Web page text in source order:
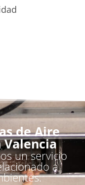
de Aire
Valencia
un servicio
a